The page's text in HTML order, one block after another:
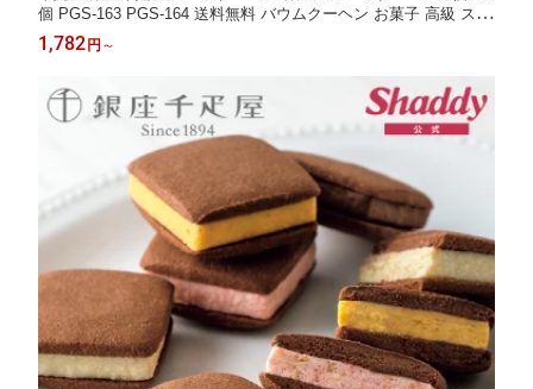
個 PGS-163 PGS-164 送料無料 バウムクーヘン お菓子 高級 スイ
ーツ 菓子折り 焼き菓子 詰め合わせ セット 内祝い お返し 結婚 出
産 香典返し 快気 個包装 小分け 祝い お礼 ギフト 贈り物
1,782円 ～